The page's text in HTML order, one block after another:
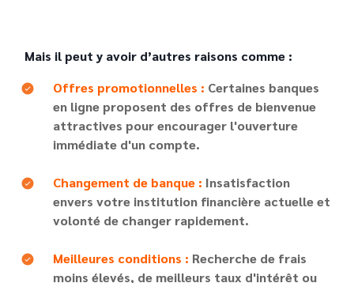
Mais il peut y avoir d’autres raisons comme :
Text
Offres promotionnelles : Certaines banques
en ligne proposent des offres de bienvenue
attractives pour encourager l'ouverture
immédiate d'un compte.
Text Changement de banque : Insatisfaction
envers votre institution financière actuelle et
volonté de changer rapidement.
Text Meilleures conditions : Recherche de frais
moins élevés, de meilleurs taux d'intérêt ou